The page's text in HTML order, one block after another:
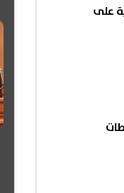
على